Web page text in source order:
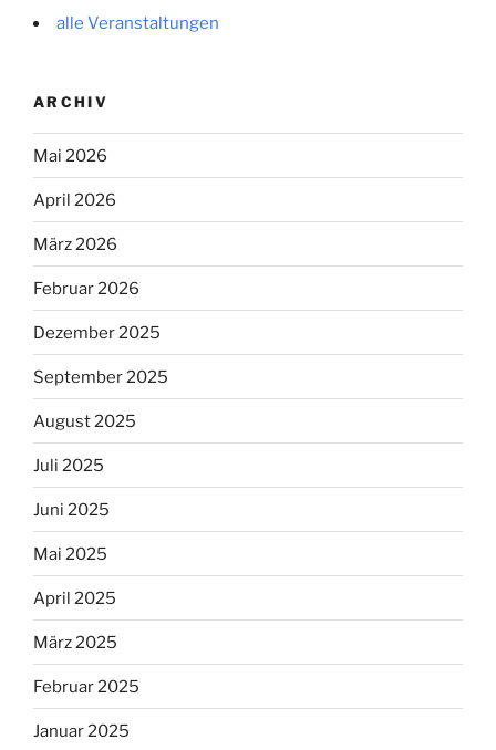
alle Veranstaltungen
ARCHIV
Mai 2026
April 2026
März 2026
Februar 2026
Dezember 2025
September 2025
August 2025
Juli 2025
Juni 2025
Mai 2025
April 2025
März 2025
Februar 2025
Januar 2025